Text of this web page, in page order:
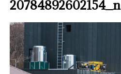
20784892602154_n